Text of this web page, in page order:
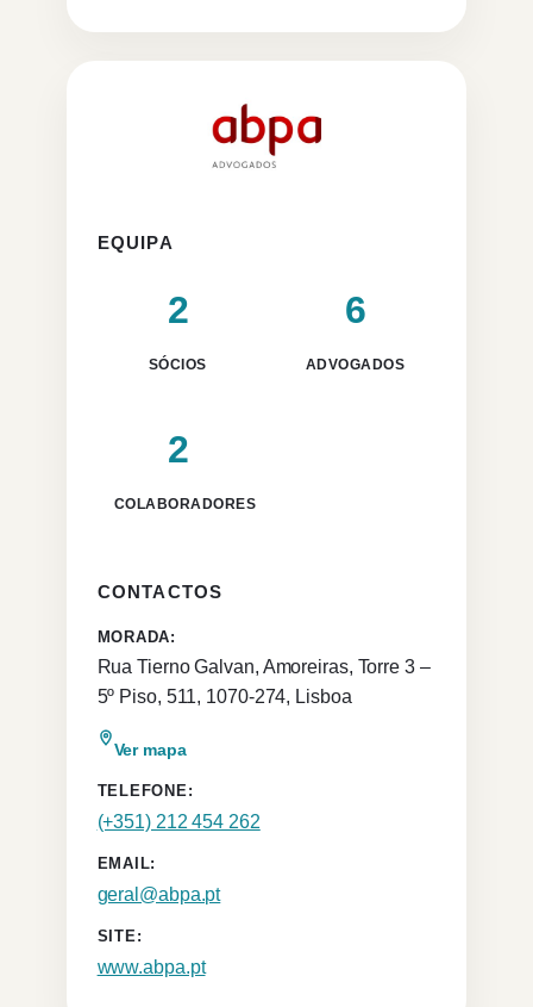
EQUIPA
2
SÓCIOS
6
ADVOGADOS
2
COLABORADORES
CONTACTOS
MORADA:
Rua Tierno Galvan, Amoreiras, Torre 3 –
5º Piso, 511, 1070-274, Lisboa
Ver mapa
TELEFONE:
(+351) 212 454 262
EMAIL:
geral@abpa.pt
SITE:
www.abpa.pt